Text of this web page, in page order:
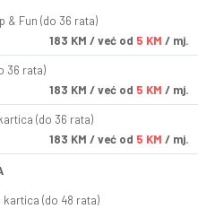
& Fun (do 36 rata)
183 KM / već od 5 KM / mj.
36 rata)
183 KM / već od 5 KM / mj.
(do 36 rata)
183 KM / već od 5 KM / mj.
kartica (do 48 rata)